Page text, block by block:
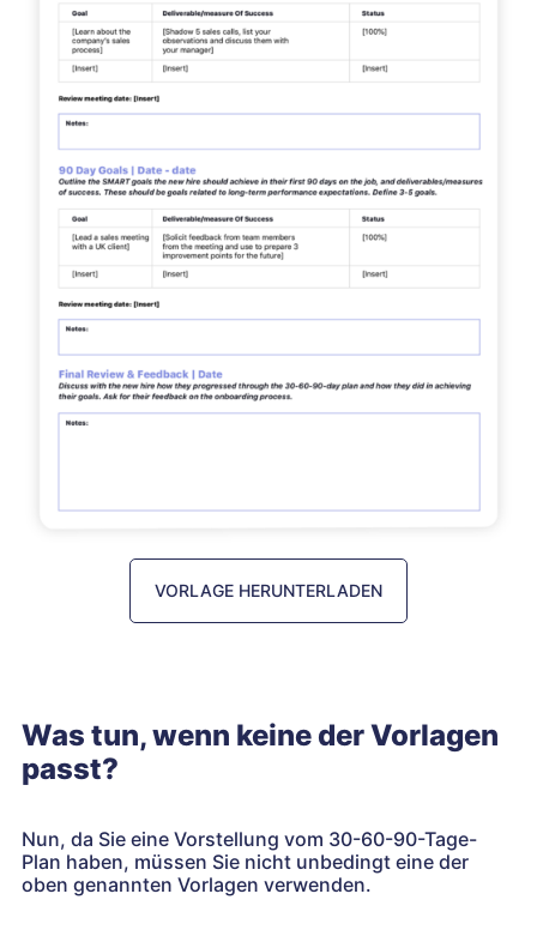
VORLAGE HERUNTERLADEN
Was tun, wenn keine der Vorlagen
passt?
Nun, da Sie eine Vorstellung vom 30-60-90-Tage-
Plan haben, müssen Sie nicht unbedingt eine der
oben genannten Vorlagen verwenden.